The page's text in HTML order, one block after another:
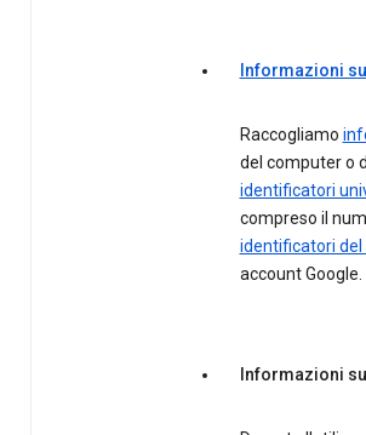
Informazioni
Raccogliamo
del computer o
identificatori
compreso il
identificatori del
account Google.
Informazioni